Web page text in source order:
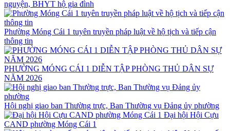
nguyện, BHYT hộ gia đình
Phường Móng Cái 1 tuyên truyền pháp luật về hộ tịch và tiếp cận
thông tin
PHƯỜNG MÓNG CÁI 1 DIỄN TẬP PHÒNG THỦ DÂN SỰ
NĂM 2026
Hội nghị giao ban Thường trực, Ban Thường vụ Đảng ủy phường
Đại hội Hội Cựu
CAND phường Móng Cái 1